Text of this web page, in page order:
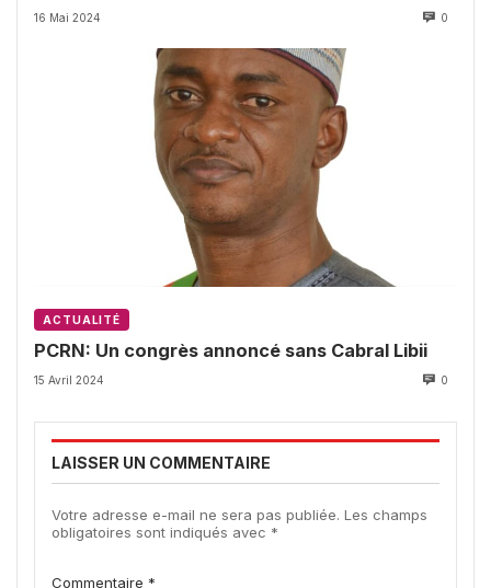
16 Mai 2024 0
ACTUALITÉ
PCRN: Un congrès annoncé sans Cabral Libii
15 Avril 2024 0
LAISSER UN COMMENTAIRE
Votre adresse e-mail ne sera pas publiée. Les champs
obligatoires sont indiqués avec *
Commentaire *